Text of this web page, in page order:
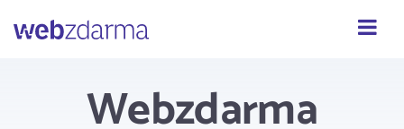
Webzdarma